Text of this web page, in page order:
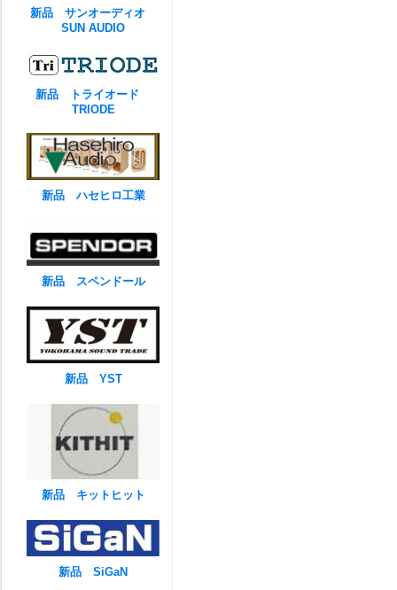
新品 サンオーディオ
SUN AUDIO
新品 トライオード
TRIODE
新品 ハセヒロ工業
新品 スペンドール
新品 YST
新品 キットヒット
新品 SiGaN